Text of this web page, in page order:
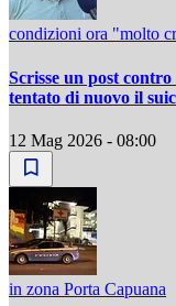
condizioni ora "molto
Scrisse un post
tentato di nuovo il
12 Mag 2026 - 08:00
in zona Porta Capuana